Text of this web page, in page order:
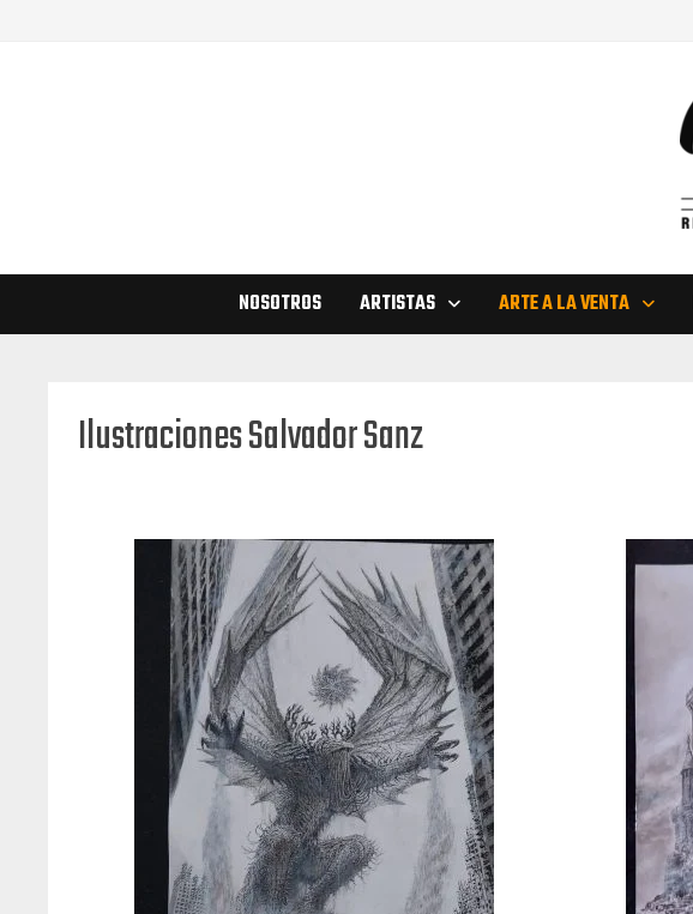
NOSOTROS ARTISTAS ARTE A LA VENTA
Ilustraciones Salvador Sanz